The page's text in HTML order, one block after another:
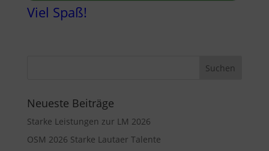
Viel Spaß!
Neueste Beiträge
Starke Leistungen zur LM 2026
OSM 2026 Starke Lautaer Talente